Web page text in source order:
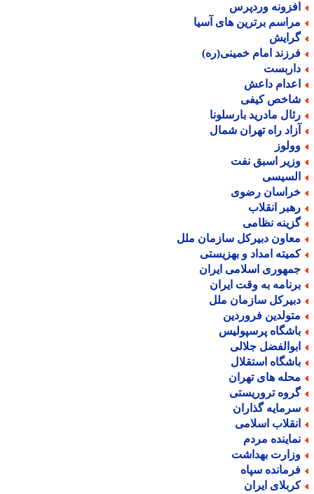
وردپرس
برترین های آسیا
امام خمینی(ره)
داعش
کیفی
مادرید بارسلونا
راه تهران شمال
اسبق نفت
رضوی
انقلاب
نظامی
دبیرکل سازمان ملل
امداد و بهزیستی
اسلامی ایران
به وقت ایران
سازمان ملل
فروردین
پرسپولیس
جلالی
استقلال
های تهران
تروریستی
گذاران
اسلامی
مردم
بهداشت
سپاه
ایران